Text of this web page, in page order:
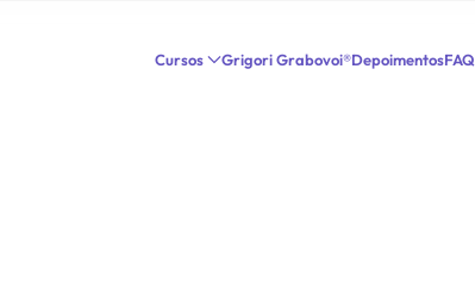
Cursos Grigori Grabovoi®DepoimentosFAQ